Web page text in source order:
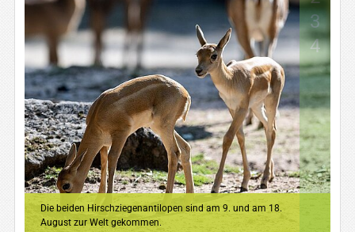
Die beiden Hirschziegenantilopen sind am 9. und am 18.
August zur Welt gekommen.
3
4